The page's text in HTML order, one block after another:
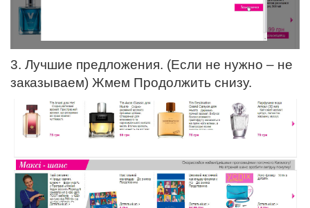
3. Лучшие предложения. (Если не нужно – не
заказываем) Жмем Продолжить снизу.